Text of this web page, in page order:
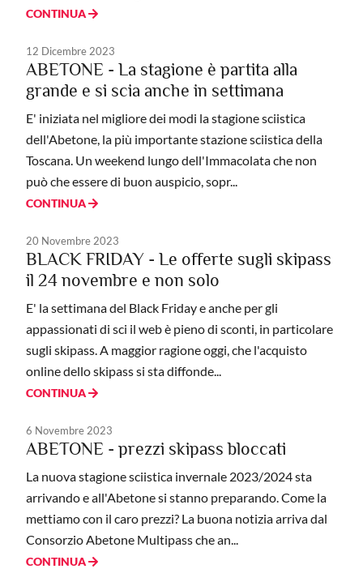
CONTINUA
12 Dicembre 2023
ABETONE - La stagione è partita alla
grande e si scia anche in settimana
E' iniziata nel migliore dei modi la stagione sciistica
dell'Abetone, la più importante stazione sciistica della
Toscana. Un weekend lungo dell'Immacolata che non
può che essere di buon auspicio, sopr...
CONTINUA
20 Novembre 2023
BLACK FRIDAY - Le offerte sugli skipass
il 24 novembre e non solo
E' la settimana del Black Friday e anche per gli
appassionati di sci il web è pieno di sconti, in particolare
sugli skipass. A maggior ragione oggi, che l'acquisto
online dello skipass si sta diffonde...
CONTINUA
6 Novembre 2023
ABETONE - prezzi skipass bloccati
La nuova stagione sciistica invernale 2023/2024 sta
arrivando e all'Abetone si stanno preparando. Come la
mettiamo con il caro prezzi? La buona notizia arriva dal
Consorzio Abetone Multipass che an...
CONTINUA